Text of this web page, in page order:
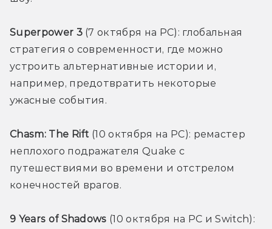
Superpower 3 (7 октября на PC): глобальная
стратегия о современности, где можно
устроить альтернативные истории и,
например, предотвратить некоторые
ужасные события.
Chasm: The Rift (10 октября на PC): ремастер
неплохого подражателя Quake с
путешествиями во времени и отстрелом
конечностей врагов.
9 Years of Shadows (10 октября на PC и Switch):